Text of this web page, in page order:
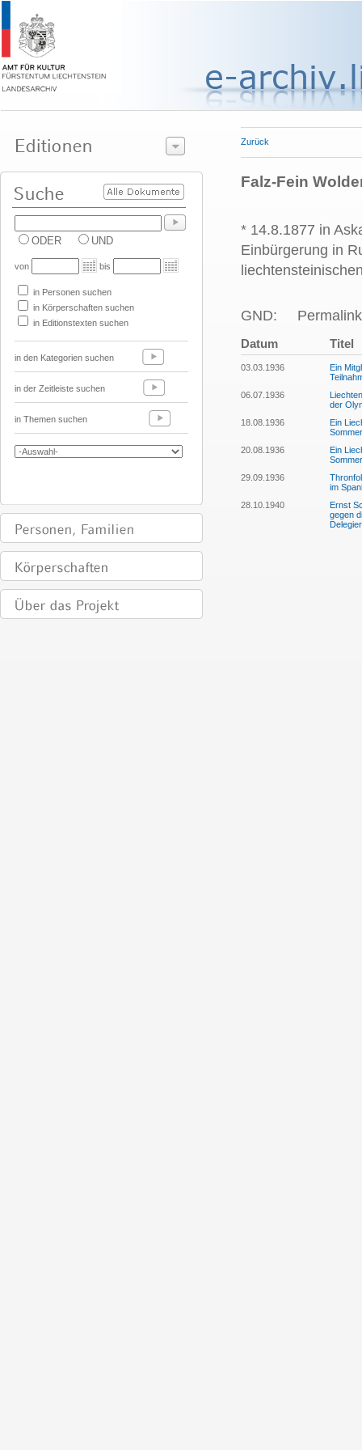
ODER UND
von bis
in Personen suchen
in Körperschaften suchen
in Editionstexten suchen
in den Kategorien suchen
in der Zeitleiste suchen
in Themen suchen
Zurück
Falz-Fein
* 14.8.1877 in
Einbürgerung in
GND:
Datum Titel
03.03.1936
Ein
06.07.1936
der
18.08.1936
Ein
20.08.1936
Ein
29.09.1936
im
28.10.1940
Ernst
gegen